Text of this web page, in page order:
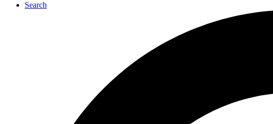
Search